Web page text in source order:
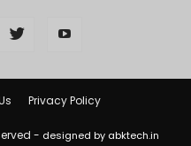
Privacy Policy
- designed by abktech.in